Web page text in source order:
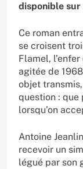
disponible sur
Ce roman
se croisent
Flamel,
agitée de
objet
question : que
lorsqu’on
Antoine
recevoir un
légué par son